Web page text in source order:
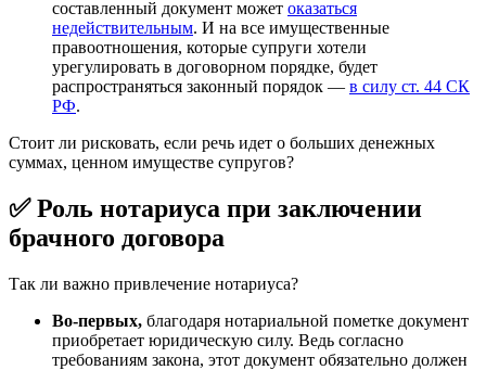
составленный документ может оказаться
недействительным. И на все имущественные
правоотношения, которые супруги хотели
урегулировать в договорном порядке, будет
распространяться законный порядок — в силу ст. 44 СК
РФ.
Стоит ли рисковать, если речь идет о больших денежных
суммах, ценном имуществе супругов?
✅ Роль нотариуса при заключении
брачного договора
Так ли важно привлечение нотариуса?
Во-первых, благодаря нотариальной пометке документ
приобретает юридическую силу. Ведь согласно
требованиям закона, этот документ обязательно должен